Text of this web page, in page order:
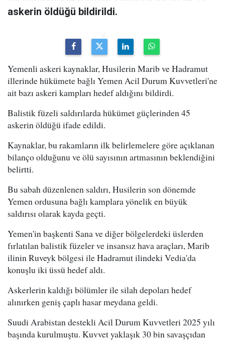
askerin öldüğü bildirildi.
Yemenli askeri kaynaklar, Husilerin Marib ve Hadramut
illerinde hükümete bağlı Yemen Acil Durum Kuvvetleri'ne
ait bazı askeri kampları hedef aldığını bildirdi.
Balistik füzeli saldırılarda hükümet güçlerinden 45
askerin öldüğü ifade edildi.
Kaynaklar, bu rakamların ilk belirlemelere göre açıklanan
bilanço olduğunu ve ölü sayısının artmasının beklendiğini
belirtti.
Bu sabah düzenlenen saldırı, Husilerin son dönemde
Yemen ordusuna bağlı kamplara yönelik en büyük
saldırısı olarak kayda geçti.
Yemen'in başkenti Sana ve diğer bölgelerdeki üslerden
fırlatılan balistik füzeler ve insansız hava araçları, Marib
ilinin Ruveyk bölgesi ile Hadramut ilindeki Vedia'da
konuşlu iki üssü hedef aldı.
Askerlerin kaldığı bölümler ile silah depoları hedef
alınırken geniş çaplı hasar meydana geldi.
Suudi Arabistan destekli Acil Durum Kuvvetleri 2025 yılı
başında kurulmuştu. Kuvvet yaklaşık 30 bin savaşçıdan